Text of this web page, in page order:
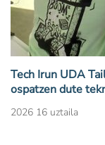
Tech Irun UDA
ospatzen dute
2026 16 uztaila